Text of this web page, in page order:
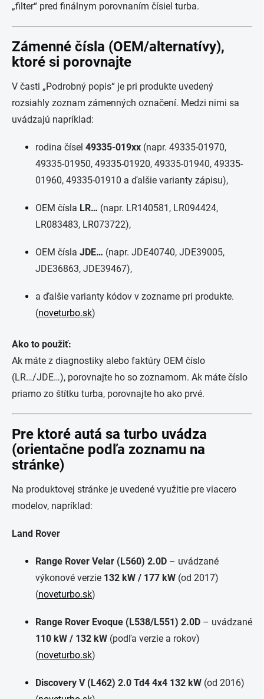
„filter“ pred finálnym porovnaním čísiel turba.
Zámenné čísla (OEM/alternatívy),
ktoré si porovnajte
V časti „Podrobný popis“ je pri produkte uvedený
rozsiahly zoznam zámenných označení. Medzi nimi sa
uvádzajú napríklad:
rodina čísel 49335-019xx (napr. 49335-01970,
49335-01950, 49335-01920, 49335-01940, 49335-
01960, 49335-01910 a ďalšie varianty zápisu),
OEM čísla LR… (napr. LR140581, LR094424,
LR083483, LR073722),
OEM čísla JDE… (napr. JDE40740, JDE39005,
JDE36863, JDE39467),
a ďalšie varianty kódov v zozname pri produkte.
(noveturbo.sk)
Ako to použiť:
Ak máte z diagnostiky alebo faktúry OEM číslo
(LR…/JDE…), porovnajte ho so zoznamom. Ak máte číslo
priamo zo štítku turba, porovnajte ho ako prvé.
Pre ktoré autá sa turbo uvádza
(orientačne podľa zoznamu na
stránke)
Na produktovej stránke je uvedené využitie pre viacero
modelov, napríklad:
Land Rover
Range Rover Velar (L560) 2.0D – uvádzané
výkonové verzie 132 kW / 177 kW (od 2017)
(noveturbo.sk)
Range Rover Evoque (L538/L551) 2.0D – uvádzané
110 kW / 132 kW (podľa verzie a rokov)
(noveturbo.sk)
Discovery V (L462) 2.0 Td4 4x4 132 kW (od 2016)